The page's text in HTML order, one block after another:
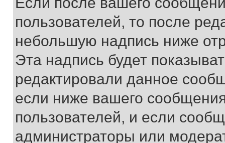
пользователей, то после
небольшую надпись ниже
Эта надпись будет
редактировали данное
если ниже вашего
пользователей, и если
администраторы или